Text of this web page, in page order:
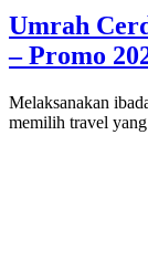
Umrah
– Promo
Melaksanakan
memilih travel